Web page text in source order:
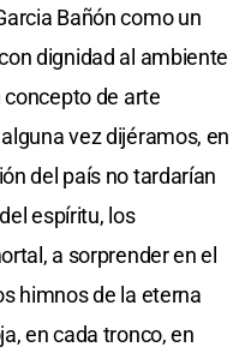
Bañón como un
dignidad al ambiente
de arte
vez dijéramos, en
del país no tardarían
espíritu, los
a sorprender en el
himnos de la eterna
en cada tronco, en